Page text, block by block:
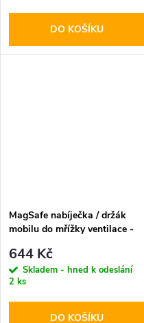
DO KOŠÍKU
MagSafe nabíječka / držák
mobilu do mřížky ventilace -
644 Kč
Skladem - hned k odeslání
2 ks
DO KOŠÍKU